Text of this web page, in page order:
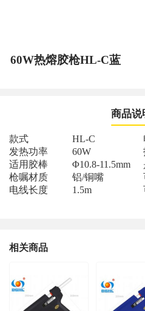
60W热熔胶枪HL-C蓝
商品说
款式 HL-C
发热功率
60W
适用胶棒
Φ10.8-11.5mm
枪嘱材质
铝/铜嘴
电线长度
1.5m
相关商品